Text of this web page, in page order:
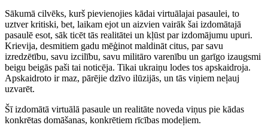
Sākumā cilvēks, kurš pievienojies kādai virtuālajai pasaulei, to
uztver kritiski, bet, laikam ejot un aizvien vairāk šai izdomātajā
pasaulē esot, sāk ticēt tās realitātei un kļūst par izdomājumu upuri.
Krievija, desmitiem gadu mēģinot maldināt citus, par savu
izredzētību, savu izcilību, savu militāro varenību un garīgo izaugsmi
beigu beigās paši tai noticēja. Tikai ukraiņu lodes tos apskaidroja.
Apskaidroto ir maz, pārējie dzīvo ilūzijās, un tās viņiem neļauj
uzvarēt.
Šī izdomātā virtuālā pasaule un realitāte noveda viņus pie kādas
konkrētas domāšanas, konkrētiem rīcības modeļiem.